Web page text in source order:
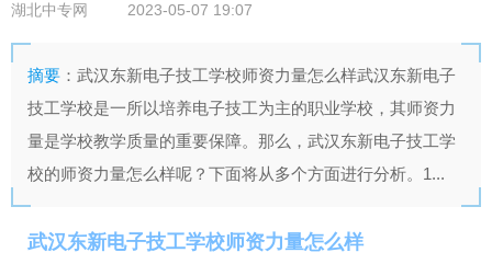
湖北中专网 2023-05-07 19:07
摘要 ：武汉东新电子技工学校师资力量怎么样武汉东新电子
技工学校是一所以培养电子技工为主的职业学校，其师资力
量是学校教学质量的重要保障。那么，武汉东新电子技工学
校的师资力量怎么样呢？下面将从多个方面进行分析。1...
武汉东新电子技工学校师资力量怎么样